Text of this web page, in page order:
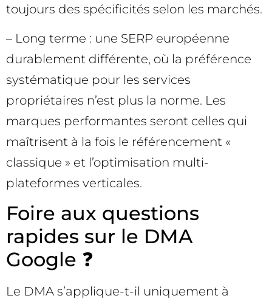
toujours des spécificités selon les marchés.
– Long terme : une SERP européenne
durablement différente, où la préférence
systématique pour les services
propriétaires n’est plus la norme. Les
marques performantes seront celles qui
maîtrisent à la fois le référencement «
classique » et l’optimisation multi-
plateformes verticales.
Foire aux questions
rapides sur le DMA
Google ❓
Le DMA s’applique-t-il uniquement à